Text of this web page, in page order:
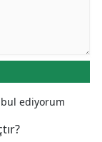
ediyorum